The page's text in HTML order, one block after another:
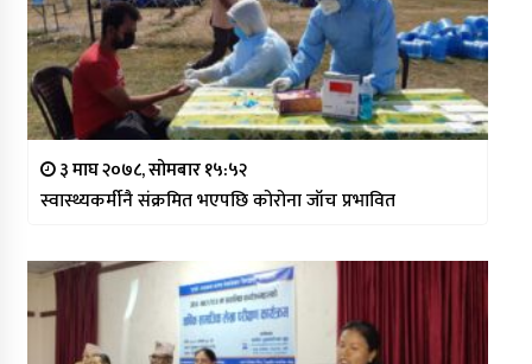
३ माघ २०७८, सोमबार १५:५२
स्वास्थ्यकर्मीनै संक्रमित भएपछि कोरोना जाँच प्रभावित